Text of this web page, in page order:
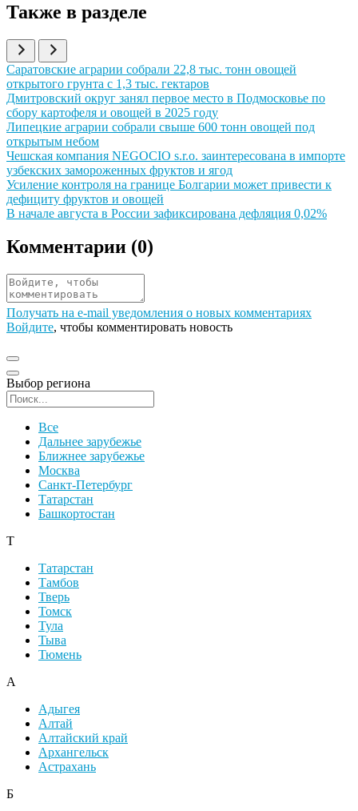
Также в разделе
Иллюстрация новости
Саратовские аграрии собрали 22,8 тыс. тонн овощей
открытого грунта с 1,3 тыс. гектаров
Иллюстрация новости
Дмитровский округ занял первое место в Подмосковье по
сбору картофеля и овощей в 2025 году
Иллюстрация новости
Липецкие аграрии собрали свыше 600 тонн овощей под
открытым небом
Иллюстрация новости
Чешская компания NEGOCIO s.r.o. заинтересована в импорте
узбекских замороженных фруктов и ягод
Иллюстрация новости
Усиление контроля на границе Болгарии может привести к
дефициту фруктов и овощей
Иллюстрация новости
В начале августа в России зафиксирована дефляция 0,02%
Комментарии (0)
Получать на e‑mail уведомления о новых комментариях
Войдите, чтобы комментировать новость
Выбор региона
Все
Дальнее зарубежье
Ближнее зарубежье
Москва
Санкт-Петербург
Татарстан
Башкортостан
Т
Татарстан
Тамбов
Тверь
Томск
Тула
Тыва
Тюмень
А
Адыгея
Алтай
Алтайский край
Архангельск
Астрахань
Б